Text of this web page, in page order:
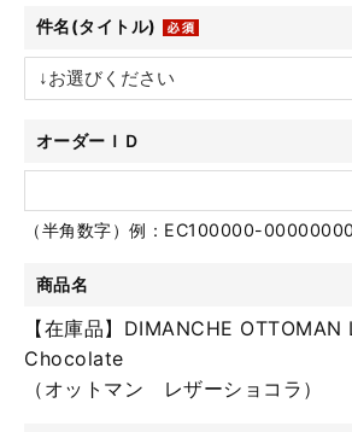
件名(タイトル)
オーダーＩＤ
（半角数字）例：EC100000-
商品名
【在庫品】DIMANCHE
Chocolate
（オットマン レザーショコラ）